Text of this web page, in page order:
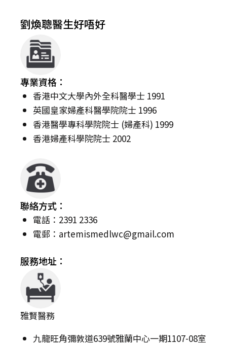
劉煥聰醫生好唔好
專業資格：
香港中文大學內外全科醫學士 1991
英國皇家婦產科醫學院院士 1996
香港醫學專科學院院士 (婦產科) 1999
香港婦產科學院院士 2002
聯絡方式：
電話：2391 2336
電郵： artemismedlwc@gmail.com
服務地址：
雅賢醫務
九龍旺角彌敦道639號雅蘭中心一期1107-08室